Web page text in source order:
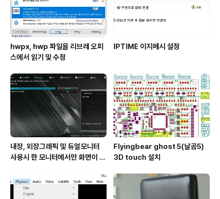
hwpx, hwp 파일을 리브레 오피
스에서 읽기 및 수정
IPTIME 이지메시 설정
내장, 외장그래픽 및 듀얼모니터
사용시 한 모니터에서만 화면이 나
Flyingbear ghost 5(날곰5)
3D touch 설치